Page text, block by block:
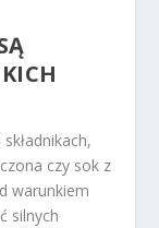
czy sok z
warunkiem
silnych